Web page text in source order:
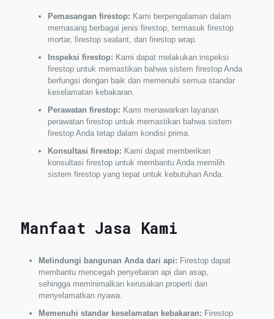
Pemasangan firestop: Kami berpengalaman dalam
memasang berbagai jenis firestop, termasuk firestop
mortar, firestop sealant, dan firestop wrap.
Inspeksi firestop: Kami dapat melakukan inspeksi
firestop untuk memastikan bahwa sistem firestop Anda
berfungsi dengan baik dan memenuhi semua standar
keselamatan kebakaran.
Perawatan firestop: Kami menawarkan layanan
perawatan firestop untuk memastikan bahwa sistem
firestop Anda tetap dalam kondisi prima.
Konsultasi firestop: Kami dapat memberikan
konsultasi firestop untuk membantu Anda memilih
sistem firestop yang tepat untuk kebutuhan Anda.
Manfaat Jasa Kami
Melindungi bangunan Anda dari api: Firestop dapat
membantu mencegah penyebaran api dan asap,
sehingga meminimalkan kerusakan properti dan
menyelamatkan nyawa.
Memenuhi standar keselamatan kebakaran: Firestop